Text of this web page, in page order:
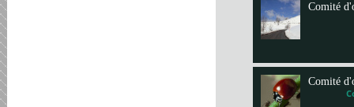
Comité
Comité